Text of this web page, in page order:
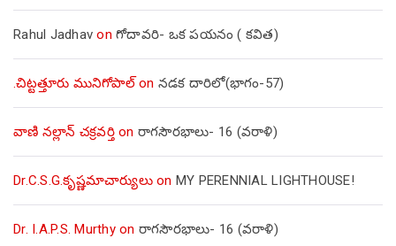
Rahul Jadhav on గోదావరి- ఒక పయనం ( కవిత)
.చిట్టత్తూరు మునిగోపాల్on నడక దారిలో(భాగం-57)
వాణి నల్లాన్ చక్రవర్తిon రాగసౌరభాలు- 16 (వరాళి)
Dr.C.S.G.కృష్ణమాచార్యులుon MY PERENNIAL LIGHTHOUSE!
Dr. I.A.P.S. Murthyon రాగసౌరభాలు- 16 (వరాళి)